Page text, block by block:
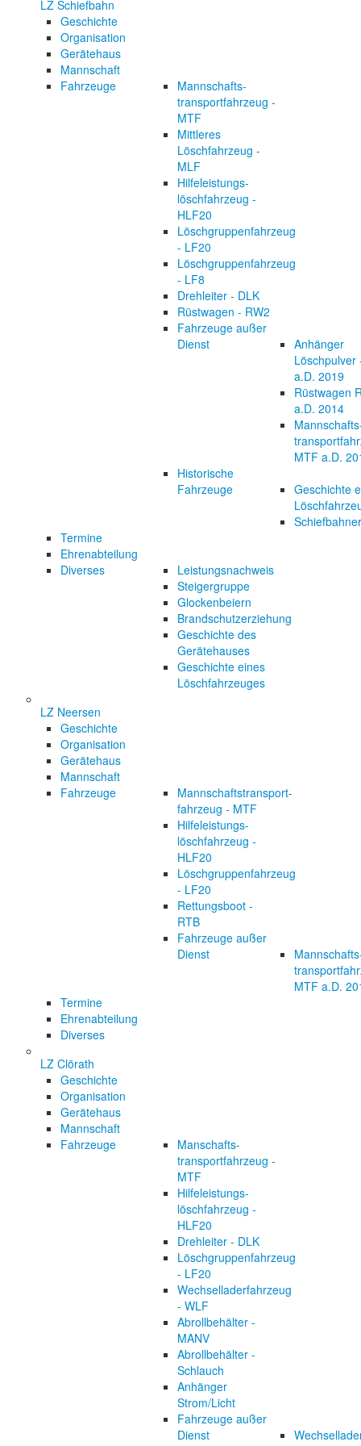
LZ Schiefbahn
Geschichte
Organisation
Gerätehaus
Mannschaft
Fahrzeuge
Mannschafts-
transportfahrzeug -
MTF
Mittleres
Löschfahrzeug -
MLF
Hilfeleistungs-
löschfahrzeug -
HLF20
Löschgruppenfahrzeug
- LF20
Löschgruppenfahrzeug
- LF8
Drehleiter - DLK
Rüstwagen - RW2
Fahrzeuge außer
Dienst
Anhänger
Löschpulver
a.D. 2019
Rüstwagen
a.D. 2014
MTF a.D.
Historische
Fahrzeuge
Geschichte
Termine
Ehrenabteilung
Diverses
Leistungsnachweis
Steigergruppe
Glockenbeiern
Brandschutzerziehung
Geschichte des
Gerätehauses
Geschichte eines
Löschfahrzeuges
LZ Neersen
Geschichte
Organisation
Gerätehaus
Mannschaft
Fahrzeuge
Mannschaftstransport-
fahrzeug - MTF
Hilfeleistungs-
löschfahrzeug -
HLF20
Löschgruppenfahrzeug
- LF20
Rettungsboot -
RTB
Fahrzeuge außer
Dienst
MTF a.D.
Termine
Ehrenabteilung
Diverses
LZ Clörath
Geschichte
Organisation
Gerätehaus
Mannschaft
Fahrzeuge
Manschafts-
transportfahrzeug -
MTF
Hilfeleistungs-
löschfahrzeug -
HLF20
Drehleiter - DLK
Löschgruppenfahrzeug
- LF20
Wechselladerfahrzeug
- WLF
Abrollbehälter -
MANV
Abrollbehälter -
Schlauch
Anhänger
Strom/Licht
Fahrzeuge außer
Dienst